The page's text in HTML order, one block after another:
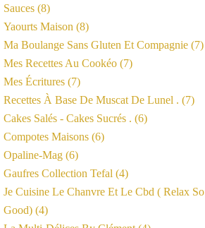
Sauces (8)
Yaourts Maison (8)
Ma Boulange Sans Gluten Et Compagnie (7)
Mes Recettes Au Cookéo (7)
Mes Écritures (7)
Recettes À Base De Muscat De Lunel . (7)
Cakes Salés - Cakes Sucrés . (6)
Compotes Maisons (6)
Opaline-Mag (6)
Gaufres Collection Tefal (4)
Je Cuisine Le Chanvre Et Le Cbd ( Relax So
Good) (4)